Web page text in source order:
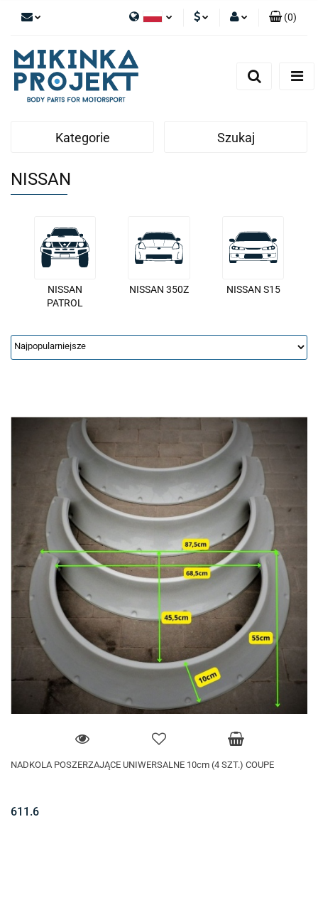
Polski
English
(0)
Kategorie Szukaj
NISSAN
NISSAN
PATROL
NISSAN 350Z NISSAN S15
NADKOLA POSZERZAJĄCE UNIWERSALNE 10cm (4 SZT.) COUPE
611.6